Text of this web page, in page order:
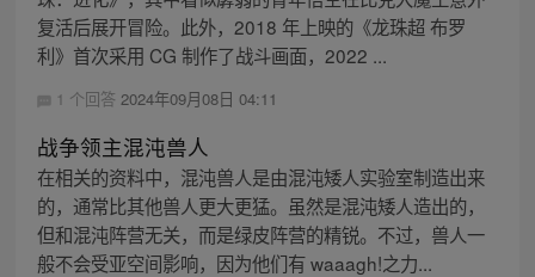
复活后展开冒险。此外，2018 年上映的《龙珠超 布罗
利》首次采用 CG 制作了战斗画面，2022 ...
1 个回答 2024年09月08日 04:11
战争领主混沌兽人
在相关的资料中，混沌兽人是由混沌矮人实验室制造出来
的，通常比其他兽人更大更猛。虽然是混沌矮人造出的，
但和混沌阵营无关，而是绿皮阵营的精锐。不过，兽人一
般不会受亚空间影响，因为他们有 waaagh!之力...